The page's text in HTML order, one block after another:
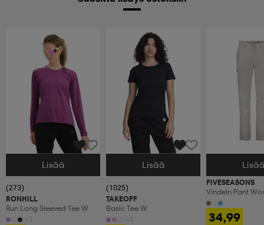
Valitse Koko
Lisää
(273)
RONHILL
Run Long Sleeved Tee W
Valitse Koko
Lisää
(1025)
TAKEOFF
Basic Tee W
Valitse Koko
FIVESEASONS
Vindeln Pant
34,99